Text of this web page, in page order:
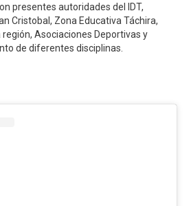
presentes autoridades del IDT,
Cristobal, Zona Educativa Táchira,
Asociaciones Deportivas y
de diferentes disciplinas.